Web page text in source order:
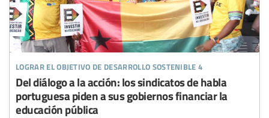
lograr el objetivo de desarrollo sostenible 4
Del diálogo a la acción: los sindicatos de habla
portuguesa piden a sus gobiernos financiar la
educación pública